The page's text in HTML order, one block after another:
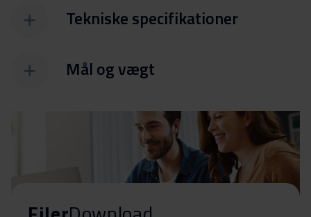
Tekniske specifikationer
Mål og vægt